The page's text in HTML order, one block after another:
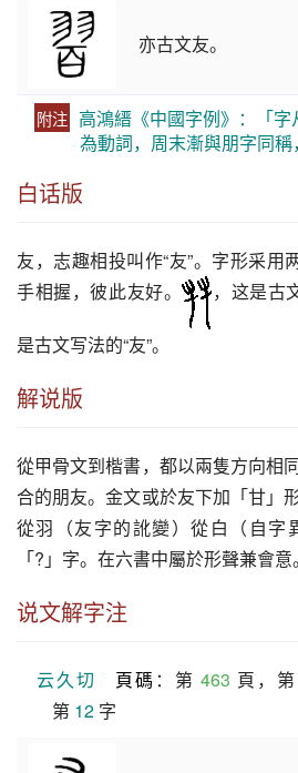
亦古文友。
附注 高鴻縉《中國字例》：「
為動詞，周末漸與朋字同稱
白话版
友，志趣相投叫作“友”。字形采用
手相握，彼此友好。 ，这是古
是古文写法的“友”。
解说版
從甲骨文到楷書，都以兩隻方向相
合的朋友。金文或於友下加「甘」
從羽（友字的訛變）從白（自字
「?」字。在六書中屬於形聲兼會意。
说文解字注
云久切 頁碼 ：第 463 頁，第
第 12 字